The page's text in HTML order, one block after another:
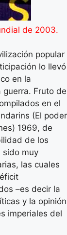
de 2003.
popular
lo llevó
en la
guerra. Fruto de
en el
(El poder
1969, de
de los
sido muy
las cuales
–es decir la
y la opinión
imperiales del